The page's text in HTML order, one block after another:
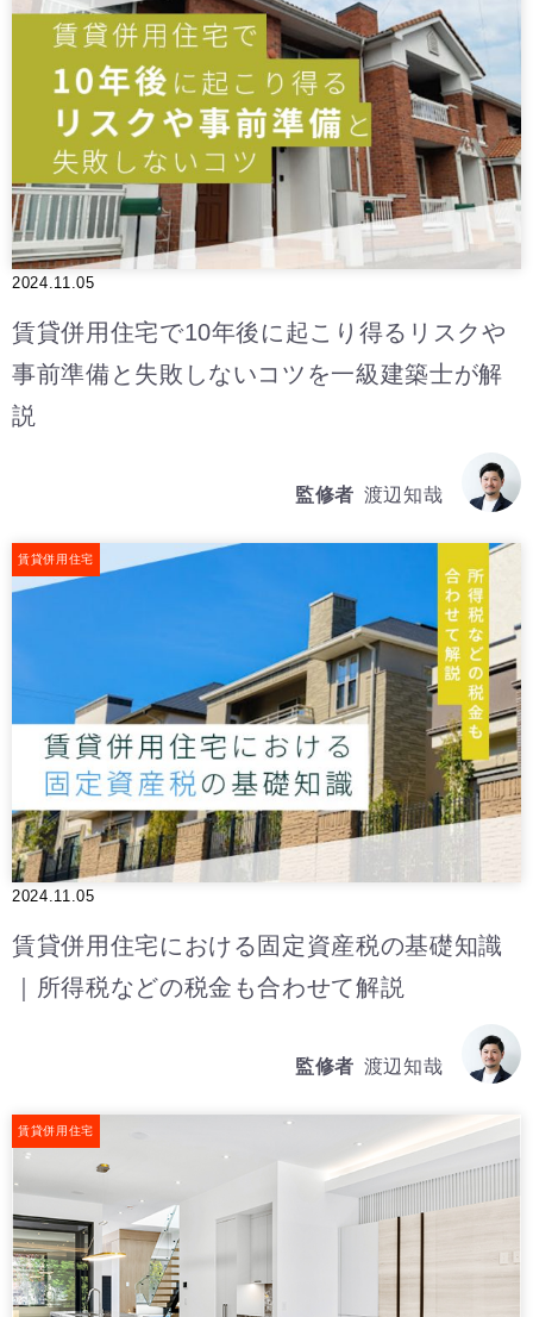
2024.11.05
賃貸併用住宅で10年後に起こり得るリスクや
事前準備と失敗しないコツを一級建築士が解
説
監修者 渡辺知哉
賃貸併用住宅
2024.11.05
賃貸併用住宅における固定資産税の基礎知識
｜所得税などの税金も合わせて解説
監修者 渡辺知哉
賃貸併用住宅